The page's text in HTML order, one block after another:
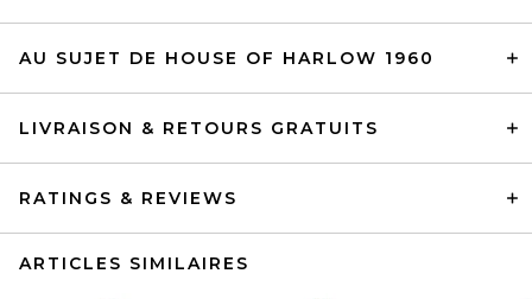
AU SUJET DE HOUSE OF HARLOW 1960
LIVRAISON & RETOURS GRATUITS
RATINGS & REVIEWS
ARTICLES SIMILAIRES